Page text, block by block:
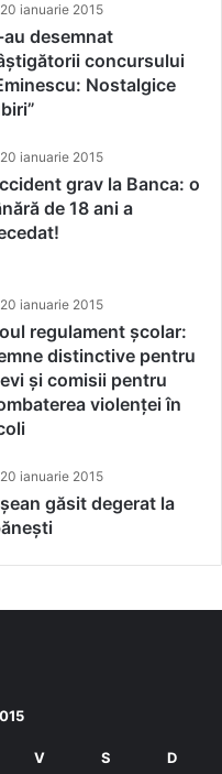
20 ianuarie 2015
au desemnat
concursului
Nostalgice
20 ianuarie 2015
grav la Banca: o
de 18 ani a
20 ianuarie 2015
regulament școlar:
distinctive pentru
și comisii pentru
violenței în
20 ianuarie 2015
găsit degerat la
V S D